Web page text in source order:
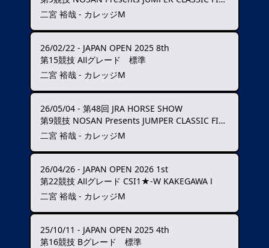
二宮 裕哉 - カレッジM
26/02/22 - JAPAN OPEN 2025 8th
第15競技 AⅡグレード 標準
二宮 裕哉 - カレッジM
26/05/04 - 第48回 JRA HORSE SHOW
第9競技 NOSAN Presents JUMPER CLASSIC FINAL
二宮 裕哉 - カレッジM
26/04/26 - JAPAN OPEN 2026 1st
第22競技 AⅡグレード CSI1★-W KAKEGAWA Ⅰ
二宮 裕哉 - カレッジM
25/10/11 - JAPAN OPEN 2025 4th
第16競技 Bグレード 標準